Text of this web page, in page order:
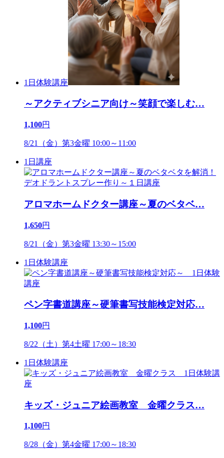
1日体験講座
～アクティブシニア向け～笑顔で楽しむ…
1,100円
8/21（金）第3金曜 10:00～11:00
1日講座
アロマホームドクター講座～夏のベタベ…
1,650円
8/21（金）第3金曜 13:30～15:00
1日体験講座
ペン字書道講座～硬筆書写技能検定対応…
1,100円
8/22（土）第4土曜 17:00～18:30
1日体験講座
キッズ・ジュニア絵画教室 金曜クラス…
1,100円
8/28（金）第4金曜 17:00～18:30